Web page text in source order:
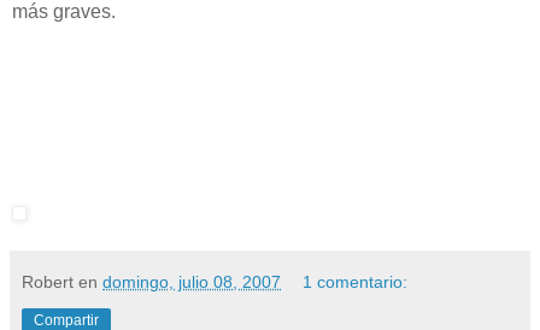
más graves.
Robert en domingo, julio 08, 2007 1 comentario:
Compartir